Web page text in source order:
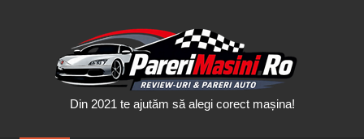
Din 2021 te ajutăm să alegi corect mașina!